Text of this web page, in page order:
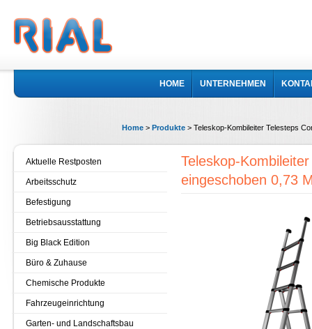
HOME UNTERNEHMEN
Home > Produkte > Teleskop-Kombileiter Telesteps
Teleskop-
eingeschoben 0,73
Aktuelle Restposten
Arbeitsschutz
Befestigung
Betriebsausstattung
Big Black Edition
Büro & Zuhause
Chemische Produkte
Fahrzeugeinrichtung
Garten- und Landschaftsbau